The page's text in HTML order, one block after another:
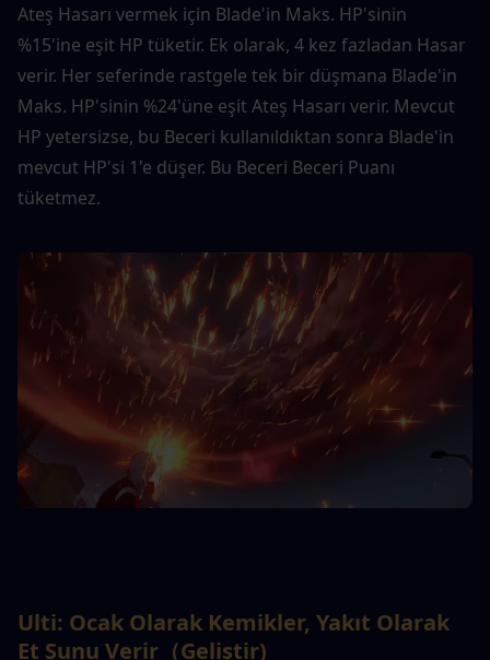
Ateş Hasarı vermek için Blade'in Maks. HP'sinin
%15'ine eşit HP tüketir. Ek olarak, 4 kez fazladan Hasar
verir. Her seferinde rastgele tek bir düşmana Blade'in
Maks. HP'sinin %24'üne eşit Ateş Hasarı verir. Mevcut
HP yetersizse, bu Beceri kullanıldıktan sonra Blade'in
mevcut HP'si 1'e düşer. Bu Beceri Beceri Puanı
tüketmez.
Ulti: Ocak Olarak Kemikler, Yakıt Olarak
Et Şunu Verir（Geliştir)